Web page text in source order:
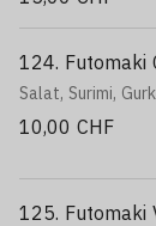
124. Futomaki
Salat, Surimi,
10,00 CHF
125. Futomaki